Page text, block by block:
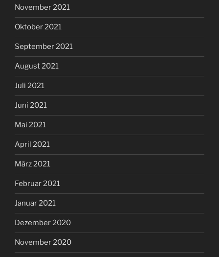
November 2021
Oktober 2021
September 2021
August 2021
Juli 2021
Juni 2021
Mai 2021
April 2021
März 2021
Februar 2021
Januar 2021
Dezember 2020
November 2020